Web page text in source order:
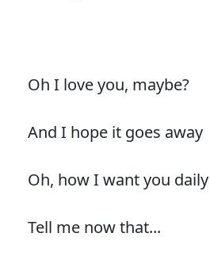
Oh I love you, maybe?
And I hope it goes away
Oh, how I want you daily
Tell me now that...